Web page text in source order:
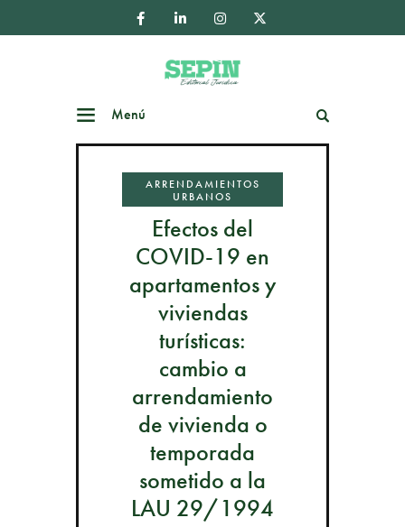
Menú
ARRENDAMIENTOS
URBANOS
Efectos del
COVID-19 en
apartamentos y
viviendas
turísticas:
cambio a
arrendamiento
de vivienda o
temporada
sometido a la
LAU 29/1994